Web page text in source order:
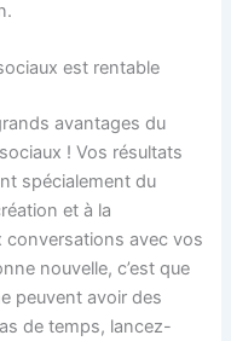
est rentable
avantages du
! Vos résultats
spécialement du
et à la
conversations avec vos
nouvelle, c’est que
peuvent avoir des
de temps, lancez-